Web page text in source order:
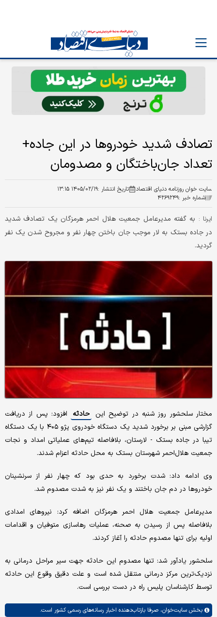
تصادف شدید خودروها در این جاده+
تعداد جان‌باختگان و مصدومان
سایت خوان روزنامه دنیای اقتصاد تاریخ انتشار :۱۴۰۵/۰۲/۱۹ ۱۳:۱۵
شماره خبر :۴۲۶۹۲۴۹
ایرنا : به گفته مدیرعامل جمعیت هلال احمر هرمزگان یک تصادف شدید
در جاده بستک به لار موجب جان باختن چهار نفر و مجروح شدن یک نفر
گردید.
مختار سلحشور روز شنبه در توضیح این حادثه
افزود: پس از دریافت
گزارشی مبنی بر برخورد شدید یک دستگاه خودروی پژو ۴۰۵ با یک دستگاه
تیبا در جاده بستک - لارستان، بلافاصله تیم‌های عملیاتی امداد و نجات
جمعیت هلال‌احمر شهرستان بستک به محل حادثه اعزام شدند.
‌وی ادامه داد: شدت برخورد به حدی بود که چهار نفر از سرنشینان
خودروها در دم جان باختند و یک نفر نیز به شدت مصدوم شد.
مدیرعامل جمعیت هلال احمر هرمزگان اضافه کرد: نیروهای امدادی
بلافاصله پس از رسیدن به صحنه، عملیات رهاسازی متوفیان و اقدامات
اولیه برای تنها مصدوم حادثه را آغاز کردند.
سلحشور یادآور شد: تنها مصدوم این حادثه جهت سیر مراحل درمانی به
نزدیک‌ترین مرکز درمانی منتقل شده است و علت دقیق وقوع این حادثه
توسط کارشناسان پلیس راه در دست بررسی است.
بخش سایت‌خوان، صرفا بازتاب‌دهنده اخبار رسانه‌های رسمی کشور است.